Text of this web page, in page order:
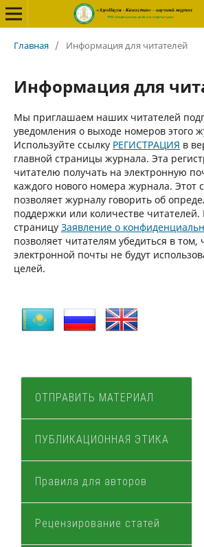
Главная / Информация для читателей
Информация для
Мы приглашаем наших читателей
уведомления о выходе номеров этого
Используйте ссылку РЕГИСТРАЦИЯ в
главной страницы журнала. Эта
читателю получать на электронную
каждого нового номера журнала. Этот
позволяет журналу говорить об
поддержки или количестве
страницу Заявление о
позволяет читателям убедиться в том,
электронной почты не будут
целей.
ОТПРАВИТЬ МАТЕРИАЛ
ПУБЛИКАЦИОННАЯ ЭТИКА
Правила для авторов
Рецензирование статей